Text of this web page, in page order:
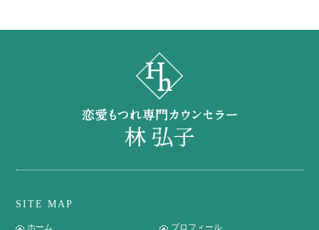
SITE MAP
ホーム プロフィール